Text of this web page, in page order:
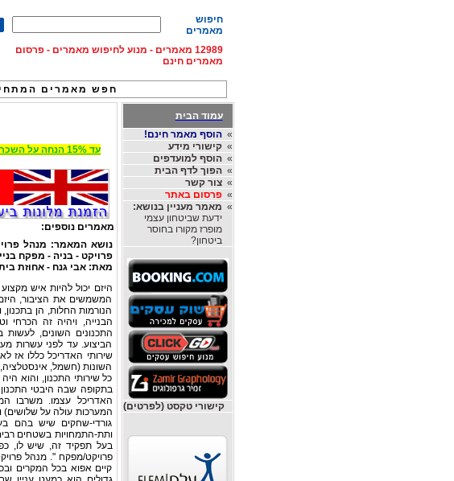
חיפוש
מאמרים
12989 מאמרים - מנוע לחיפוש מאמרים - פרסום
מאמרים חינם
חפש מאמרים
עמוד הבית
»הוסף מאמר חינם!
»קישורי מידע
»הוסף למועדפים
»הפוך לדף הבית
»צור קשר
»פרסום באתר
» מאמר מעניין בנושא:
ידעת שביטחון עצמי
מופרז מקורו בחוסר
ביטחון?
קישורי טקסט (לפרטים)
עד 15% הנחה על השכרת רכב בחו"ל, מהחברות הגדולות בעולם, לחצו ל Rentingcar
מאמרים נוספים:
נושא המאמר: מנהל
פרויקט - בניה - מפקח
מאת:אבי גנח - אחוזת
היזם יכול להיות איש
המשמשים את הציבור,
הנורמות החלות, הן בתכנון,
הבנייה, ויהיה זה הכרחי
התכנונים השונים, לעשות
הביצוע. עד לפני עשרות
שירותי האדריכל כללו אז
השונות (חשמל, אינסטלציה,
כל שירותי התכנון, והוא
בתקופה שבה היבטי התכנון
האדריכל עצמו. משרבו
המערכות עולה על שלושים)
גורדי-שחקים שיש בהם
ותת-התמחויות בשטחים
בעל תפקיד זה, שיש לו,
פרויקט/מפקח ". מנהל
קיים אפוא בכל המקרים